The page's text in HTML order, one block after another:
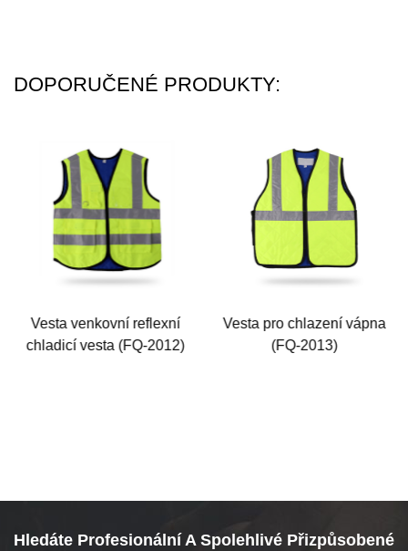
DOPORUČENÉ PRODUKTY:
Vesta venkovní reflexní
chladicí vesta (FQ-2012)
Vesta pro chlazení vápna
(FQ-2013)
Hledáte Profesionální A Spolehlivé Přizpůsobené